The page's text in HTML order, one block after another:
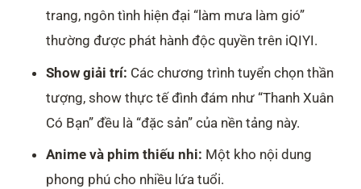
trang, ngôn tình hiện đại “làm mưa làm gió”
thường được phát hành độc quyền trên iQIYI.
Show giải trí: Các chương trình tuyển chọn thần
tượng, show thực tế đình đám như “Thanh Xuân
Có Bạn” đều là “đặc sản” của nền tảng này.
Anime và phim thiếu nhi: Một kho nội dung
phong phú cho nhiều lứa tuổi.